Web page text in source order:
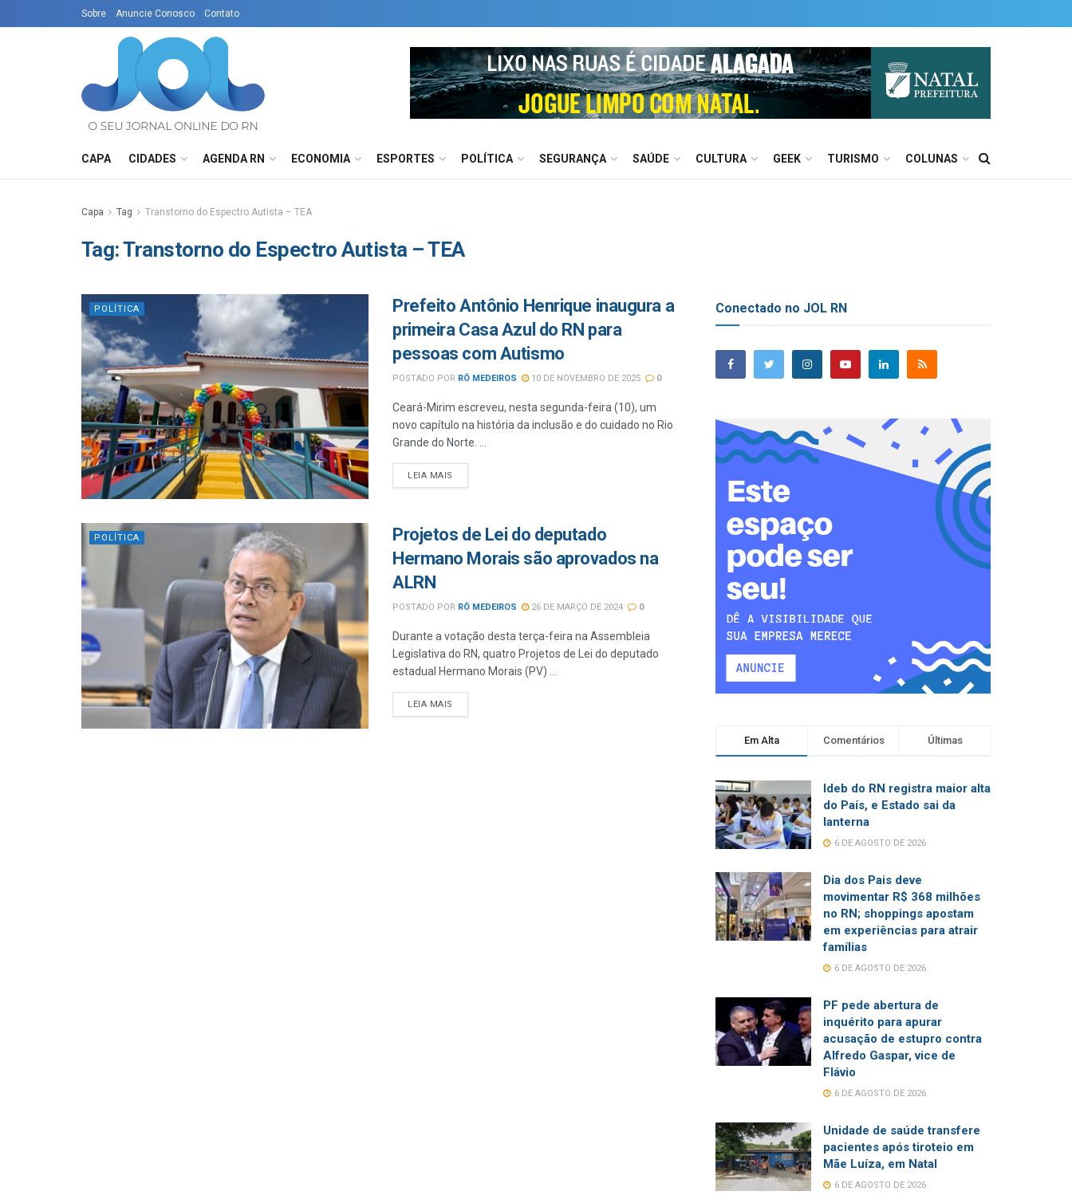
Sobre Anuncie Conosco Contato
CAPA CIDADES AGENDA RN ECONOMIA ESPORTES POLÍTICA SEGURANÇA SAÚDE CULTURA GEEK TURISMO COLUNAS
Capa Tag Transtorno do Espectro Autista – TEA
Tag:Transtorno do Espectro Autista – TEA
POLÍTICA
Prefeito Antônio Henrique inaugura a
primeira Casa Azul do RN para
pessoas com Autismo
POSTADO POR RÔ MEDEIROS 10 DE NOVEMBRO DE 2025 0
Ceará-Mirim escreveu, nesta segunda-feira (10), um
novo capítulo na história da inclusão e do cuidado no Rio
Grande do Norte. ...
LEIA MAIS
POLÍTICA
Projetos de Lei do deputado
Hermano Morais são aprovados na
ALRN
POSTADO POR RÔ MEDEIROS 26 DE MARÇO DE 2024 0
Durante a votação desta terça-feira na Assembleia
Legislativa do RN, quatro Projetos de Lei do deputado
estadual Hermano Morais (PV) ...
LEIA MAIS
Conectado no JOL RN
Em Alta Comentários Últimas
Ideb do RN registra maior alta
do País, e Estado sai da
lanterna
6 DE AGOSTO DE 2026
Dia dos Pais deve
movimentar R$ 368 milhões
no RN; shoppings apostam
em experiências para atrair
famílias
6 DE AGOSTO DE 2026
PF pede abertura de
inquérito para apurar
acusação de estupro contra
Alfredo Gaspar, vice de
Flávio
6 DE AGOSTO DE 2026
Unidade de saúde transfere
pacientes após tiroteio em
Mãe Luíza, em Natal
6 DE AGOSTO DE 2026